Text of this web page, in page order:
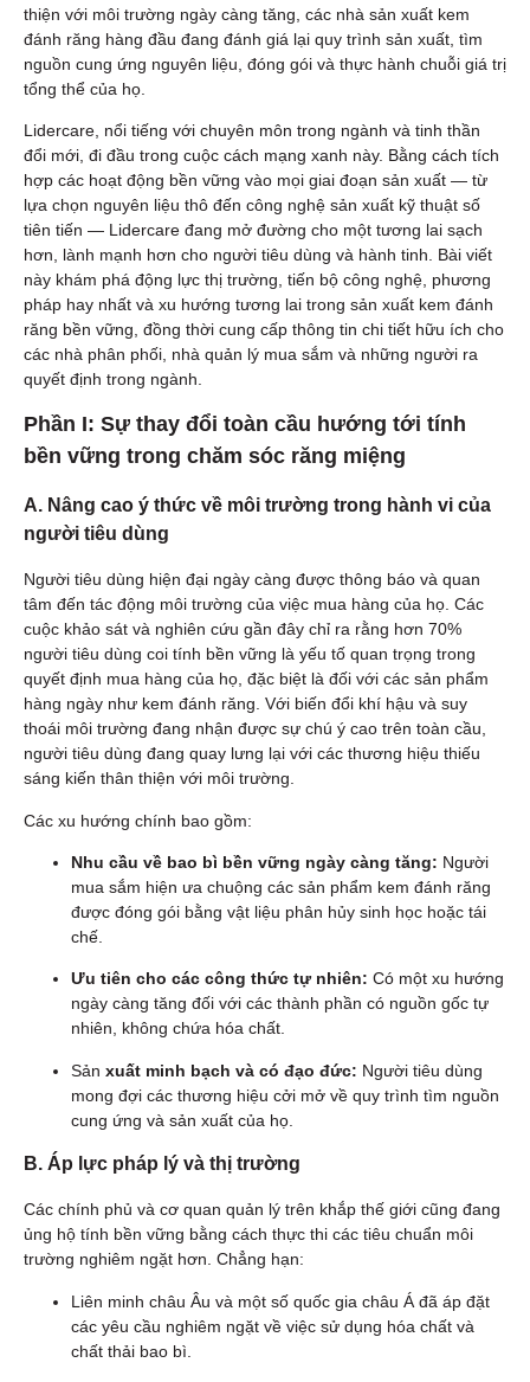
thiện với môi trường ngày càng tăng, các nhà sản xuất kem
đánh răng hàng đầu đang đánh giá lại quy trình sản xuất, tìm
nguồn cung ứng nguyên liệu, đóng gói và thực hành chuỗi giá trị
tổng thể của họ.
Lidercare, nổi tiếng với chuyên môn trong ngành và tinh thần
đổi mới, đi đầu trong cuộc cách mạng xanh này. Bằng cách tích
hợp các hoạt động bền vững vào mọi giai đoạn sản xuất — từ
lựa chọn nguyên liệu thô đến công nghệ sản xuất kỹ thuật số
tiên tiến — Lidercare đang mở đường cho một tương lai sạch
hơn, lành mạnh hơn cho người tiêu dùng và hành tinh. Bài viết
này khám phá động lực thị trường, tiến bộ công nghệ, phương
pháp hay nhất và xu hướng tương lai trong sản xuất kem đánh
răng bền vững, đồng thời cung cấp thông tin chi tiết hữu ích cho
các nhà phân phối, nhà quản lý mua sắm và những người ra
quyết định trong ngành.
Phần I: Sự thay đổi toàn cầu hướng tới tính
bền vững trong chăm sóc răng miệng
A. Nâng cao ý thức về môi trường trong hành vi của
người tiêu dùng
Người tiêu dùng hiện đại ngày càng được thông báo và quan
tâm đến tác động môi trường của việc mua hàng của họ. Các
cuộc khảo sát và nghiên cứu gần đây chỉ ra rằng hơn 70%
người tiêu dùng coi tính bền vững là yếu tố quan trọng trong
quyết định mua hàng của họ, đặc biệt là đối với các sản phẩm
hàng ngày như kem đánh răng. Với biến đổi khí hậu và suy
thoái môi trường đang nhận được sự chú ý cao trên toàn cầu,
người tiêu dùng đang quay lưng lại với các thương hiệu thiếu
sáng kiến thân thiện với môi trường.
Các xu hướng chính bao gồm:
Nhu cầu về bao bì bền vững ngày càng tăng: Người
mua sắm hiện ưa chuộng các sản phẩm kem đánh răng
được đóng gói bằng vật liệu phân hủy sinh học hoặc tái
chế.
Ưu tiên cho các công thức tự nhiên: Có một xu hướng
ngày càng tăng đối với các thành phần có nguồn gốc tự
nhiên, không chứa hóa chất.
Sản xuất minh bạch và có đạo đức: Người tiêu dùng
mong đợi các thương hiệu cởi mở về quy trình tìm nguồn
cung ứng và sản xuất của họ.
B. Áp lực pháp lý và thị trường
Các chính phủ và cơ quan quản lý trên khắp thế giới cũng đang
ủng hộ tính bền vững bằng cách thực thi các tiêu chuẩn môi
trường nghiêm ngặt hơn. Chẳng hạn:
Liên minh châu Âu và một số quốc gia châu Á đã áp đặt
các yêu cầu nghiêm ngặt về việc sử dụng hóa chất và
chất thải bao bì.